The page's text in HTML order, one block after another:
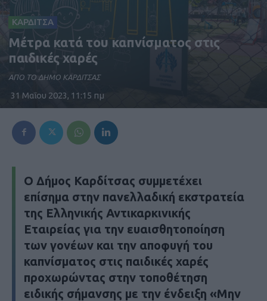
ΚΑΡΔΙΤΣΑ
Μέτρα κατά του καπνίσματος στις
παιδικές χαρές
ΑΠΟ ΤΟ ΔΗΜΟ ΚΑΡΔΙΤΣΑΣ
31 Μαΐου 2023, 11:15 πμ
Ο Δήμος Καρδίτσας συμμετέχει
επίσημα στην πανελλαδική εκστρατεία
της Ελληνικής Αντικαρκινικής
Εταιρείας για την ευαισθητοποίηση
των γονέων και την αποφυγή του
καπνίσματος στις παιδικές χαρές
προχωρώντας στην τοποθέτηση
ειδικής σήμανσης με την ένδειξη «Μην